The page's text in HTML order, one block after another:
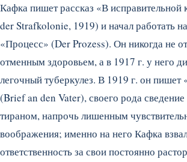
Кафка пишет рассказ «В исправительной
der Strafkolonie, 1919) и начал работать
«Процесс» (Der Prozess). Он никогда не
отменным здоровьем, а в 1917 г. у него
легочный туберкулез. В 1919 г. он пишет
(Brief an den Vater), своего рода сведение
тираном, напрочь лишенным
воображения; именно на него Кафка
ответственность за свои постоянно